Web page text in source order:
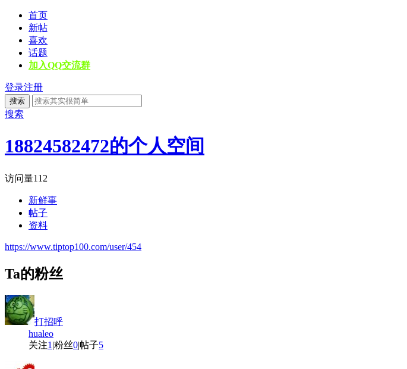
首页
新帖
喜欢
话题
加入QQ交流群
登录注册
搜索
搜索
18824582472的个人空间
访问量112
新鲜事
帖子
资料
https://www.tiptop100.com/user/454
Ta的粉丝
打招呼
hualeo
关注1 |粉丝0|帖子5